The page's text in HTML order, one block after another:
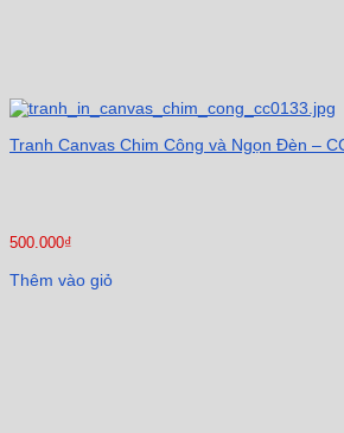
Tranh Canvas Chim Công và Ngọn Đèn –
500.000₫
Thêm vào giỏ